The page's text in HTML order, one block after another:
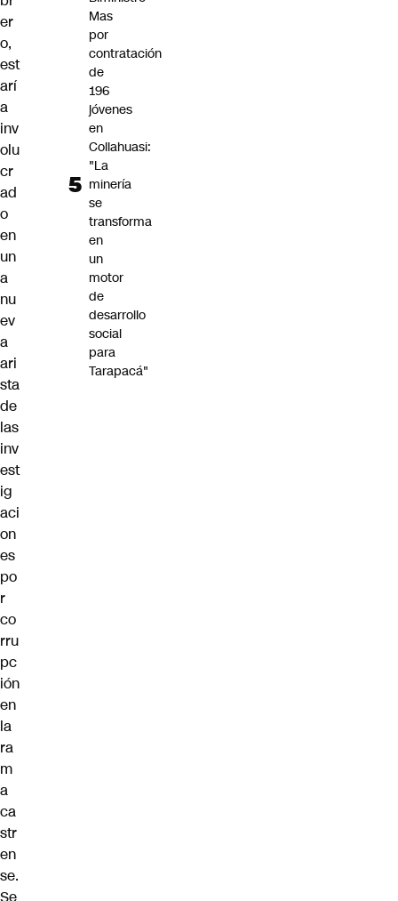
er
o,
est
arí
a
inv
olu
cr
ad
o
en
un
a
nu
ev
a
ari
sta
de
las
inv
est
ig
aci
on
es
po
r
co
rru
pc
ión
en
la
ra
m
a
ca
str
en
se.
Se
Mas
por
contratación
de
196
jóvenes
en
Collahuasi:
"La
minería
se
transforma
en
un
motor
de
desarrollo
social
para
Tarapacá"